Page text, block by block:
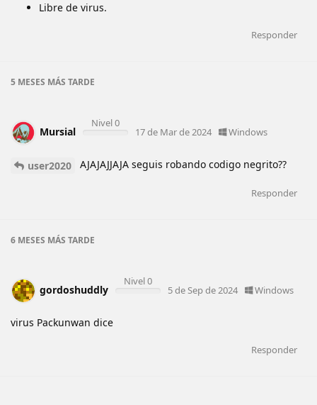
Libre de virus.
Responder
5 MESES MÁS TARDE
Mursial
Nivel 0
17 de Mar de 2024 Windows
user2020 AJAJAJJAJA seguis robando codigo negrito??
Responder
6 MESES MÁS TARDE
gordoshuddly
Nivel 0
5 de Sep de 2024 Windows
virus Packunwan dice
Responder